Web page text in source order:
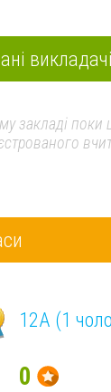
викладачі
закладі
12А (1
0